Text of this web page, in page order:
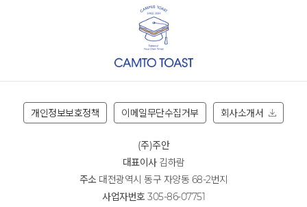
개인정보보호정책 이메일무단수집거부 회사소개서
(주)주안
대표이사 김하람
주소 대전광역시 동구 자양동 68-2번지
사업자번호 305-86-07751